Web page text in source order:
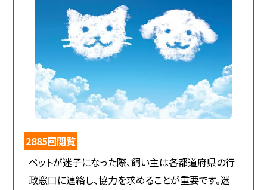
2885回閲覧
ペットが迷子になった際、飼い主は各都道府県の行
政窓口に連絡し、協力を求めることが重要です。迷